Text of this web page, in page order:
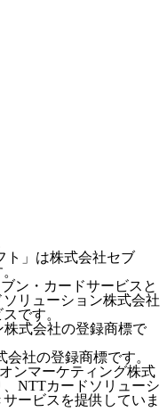
ト」は株式会社セブ
ン・カードサービスと
リューション株式会社
です。
式会社の登録商標で
社の登録商標です。
ンマーケティング株式
NTTカードソリューシ
ービスを提供していま